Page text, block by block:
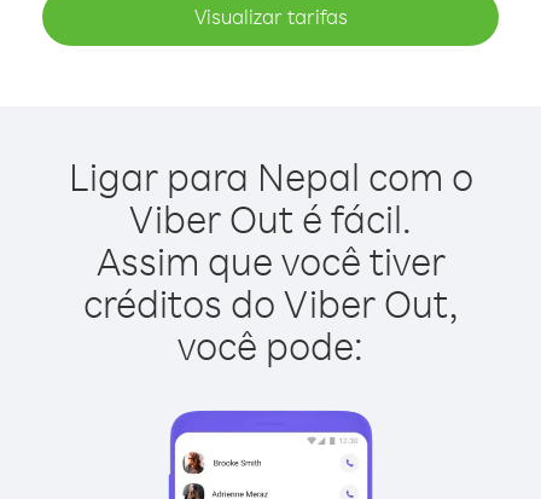
Visualizar tarifas
Ligar para Nepal com o
Viber Out é fácil.
Assim que você tiver
créditos do Viber Out,
você pode: